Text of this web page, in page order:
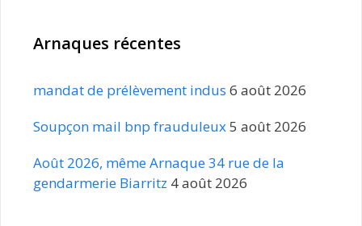
Arnaques récentes
mandat de prélèvement indus 6 août 2026
Soupçon mail bnp frauduleux5 août 2026
Août 2026, même Arnaque 34 rue de la
gendarmerie Biarritz 4 août 2026